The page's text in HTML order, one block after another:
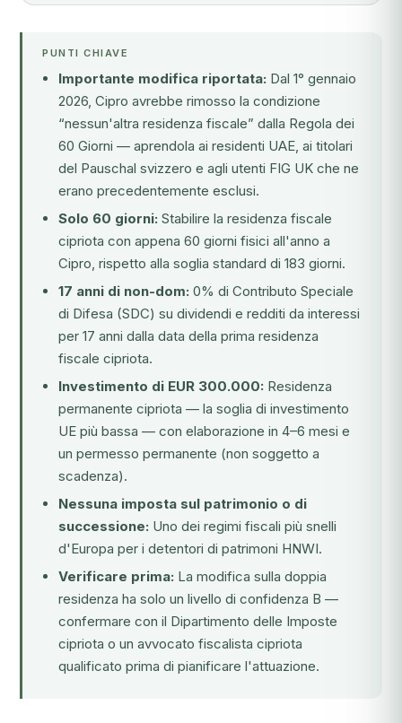
PUNTI CHIAVE
Importante modifica riportata: Dal 1° gennaio
2026, Cipro avrebbe rimosso la condizione
“nessun'altra residenza fiscale” dalla Regola dei
60 Giorni — aprendola ai residenti UAE, ai titolari
del Pauschal svizzero e agli utenti FIG UK che ne
erano precedentemente esclusi.
Solo 60 giorni: Stabilire la residenza fiscale
cipriota con appena 60 giorni fisici all'anno a
Cipro, rispetto alla soglia standard di 183 giorni.
17 anni di non-dom: 0% di Contributo Speciale
di Difesa (SDC) su dividendi e redditi da interessi
per 17 anni dalla data della prima residenza
fiscale cipriota.
Investimento di EUR 300.000: Residenza
permanente cipriota — la soglia di investimento
UE più bassa — con elaborazione in 4–6 mesi e
un permesso permanente (non soggetto a
scadenza).
Nessuna imposta sul patrimonio o di
successione: Uno dei regimi fiscali più snelli
d'Europa per i detentori di patrimoni HNWI.
Verificare prima: La modifica sulla doppia
residenza ha solo un livello di confidenza B —
confermare con il Dipartimento delle Imposte
cipriota o un avvocato fiscalista cipriota
qualificato prima di pianificare l'attuazione.